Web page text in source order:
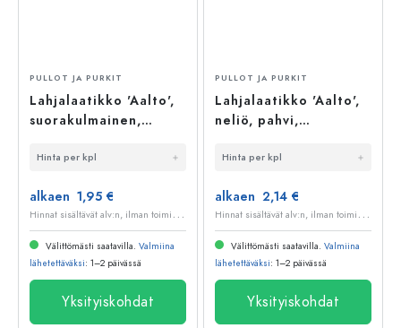
PULLOT JA PURKIT
Lahjalaatikko 'Aalto',
suorakulmainen,
Hinta per kpl
alkaen 1,95 €
H
innat sisältävät alv:n, ilman toimituskuluja
Välittömästi saatavilla. Valmiina
lähetettäväksi: 1–2 päivässä
Yksityiskohdat
PULLOT JA PURKIT
Lahjalaatikko 'Aalto',
neliö, pahvi,
Hinta per kpl
alkaen 2,14 €
H
innat sisältävät alv:n, ilman toimituskuluja
Välittömästi saatavilla. Valmiina
lähetettäväksi: 1–2 päivässä
Yksityiskohdat